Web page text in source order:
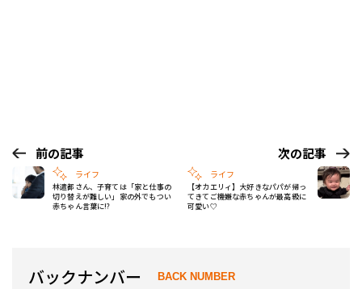
前の記事
ライフ
林遣都さん、子育ては「家と仕事の
切り替えが難しい」家の外でもつい
赤ちゃん言葉に!?
次の記事
ライフ
【オカエリィ】大好きなパパが帰っ
てきてご機嫌な赤ちゃんが最高級に
可愛い♡
バックナンバー BACK NUMBER